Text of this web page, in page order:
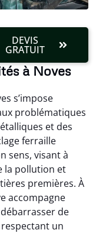
DEVIS
GRATUIT
à Noves
s’impose
problématiques
et des
ferraille
sens, visant à
la pollution et
premières. À
accompagne
de
un